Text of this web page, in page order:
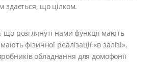
здається, що цілком.
нами функції мають
фізичної реалізації «в залізі».
обладнання для домофонії